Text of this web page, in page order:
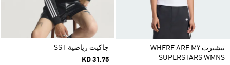
تيشيرت WHERE ARE MY
SUPERSTARS WMNS
جاكيت رياضية SST
KD 31.75